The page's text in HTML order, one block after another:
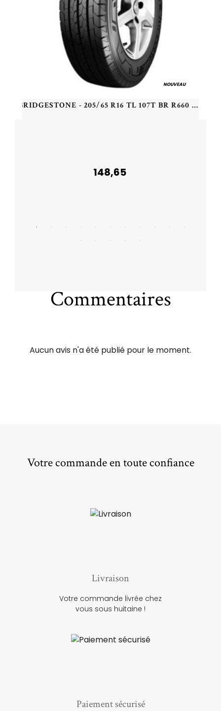
NOUVEAU
BRIDGESTONE - 205/65 R16 TL 107T BR R660 DURAVIS ECO - 2056516 - BAB
148,65
Commentaires
Aucun avis n'a été publié pour le moment.
Votre commande en toute confiance
Livraison
Votre commande livrée chez
vous sous huitaine !
Paiement sécurisé